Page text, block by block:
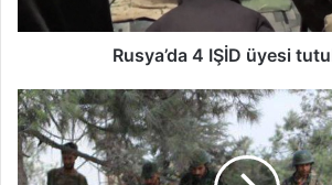
Rusya’da 4 IŞİD üyesi